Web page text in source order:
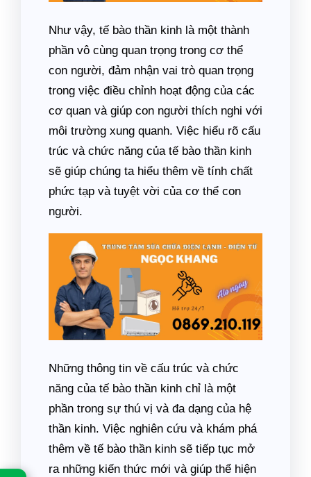
Như vậy, tế bào thần kinh là một thành
phần vô cùng quan trọng trong cơ thể
con người, đảm nhận vai trò quan trọng
trong việc điều chỉnh hoạt động của các
cơ quan và giúp con người thích nghi với
môi trường xung quanh. Việc hiểu rõ cấu
trúc và chức năng của tế bào thần kinh
sẽ giúp chúng ta hiểu thêm về tính chất
phức tạp và tuyệt vời của cơ thể con
người.
Những thông tin về cấu trúc và chức
năng của tế bào thần kinh chỉ là một
phần trong sự thú vị và đa dạng của hệ
thần kinh. Việc nghiên cứu và khám phá
thêm về tế bào thần kinh sẽ tiếp tục mở
ra những kiến thức mới và giúp thể hiện